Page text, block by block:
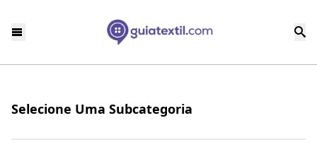
Selecione Uma Subcategoria